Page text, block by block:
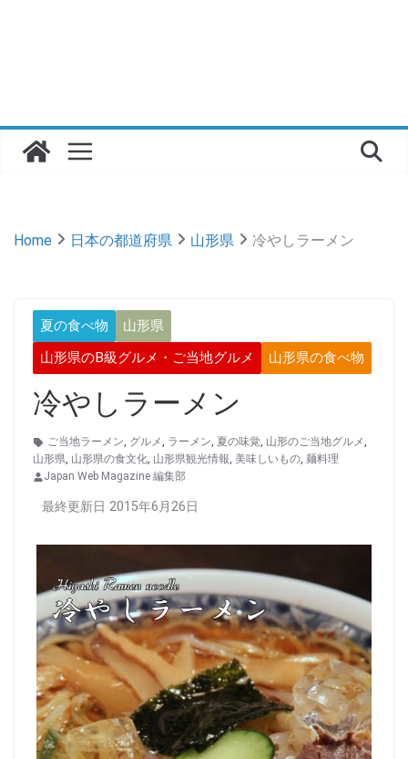
Home 日本の都道府県 山形県 冷やしラーメン
夏の食べ物
山形県
山形県のB級グルメ・ご当地グルメ
山形県の食べ物
冷やしラーメン
ご当地ラーメン, グルメ, ラーメン, 夏の味覚, 山形のご当地グルメ,
山形県, 山形県の食文化, 山形県観光情報, 美味しいもの, 麺料理
Japan Web Magazine 編集部
最終更新日 2015年6月26日